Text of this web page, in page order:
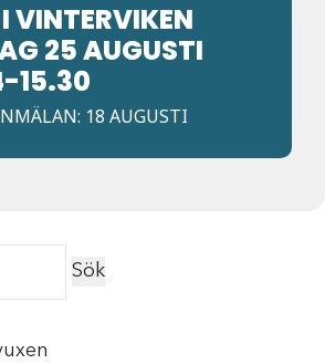
VINTERVIKEN
25 AUGUSTI
15.30
18 AUGUSTI